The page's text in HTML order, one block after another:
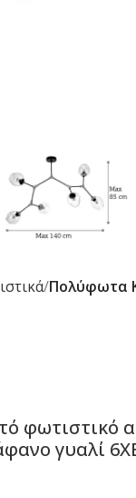
Πολύφωτα
φωτιστικό
γυαλί